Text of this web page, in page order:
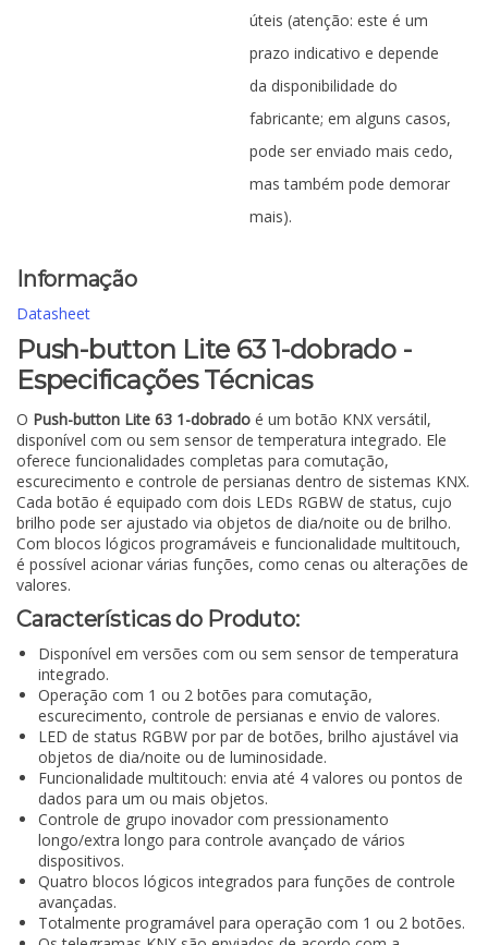
úteis (atenção: este é um
prazo indicativo e depende
da disponibilidade do
fabricante; em alguns casos,
pode ser enviado mais cedo,
mas também pode demorar
mais).
Informação
Datasheet
Push-button Lite 63 1-dobrado -
Especificações Técnicas
O Push-button Lite 63 1-dobrado é um botão KNX versátil,
disponível com ou sem sensor de temperatura integrado. Ele
oferece funcionalidades completas para comutação,
escurecimento e controle de persianas dentro de sistemas KNX.
Cada botão é equipado com dois LEDs RGBW de status, cujo
brilho pode ser ajustado via objetos de dia/noite ou de brilho.
Com blocos lógicos programáveis e funcionalidade multitouch,
é possível acionar várias funções, como cenas ou alterações de
valores.
Características do Produto:
Disponível em versões com ou sem sensor de temperatura
integrado.
Operação com 1 ou 2 botões para comutação,
escurecimento, controle de persianas e envio de valores.
LED de status RGBW por par de botões, brilho ajustável via
objetos de dia/noite ou de luminosidade.
Funcionalidade multitouch: envia até 4 valores ou pontos de
dados para um ou mais objetos.
Controle de grupo inovador com pressionamento
longo/extra longo para controle avançado de vários
dispositivos.
Quatro blocos lógicos integrados para funções de controle
avançadas.
Totalmente programável para operação com 1 ou 2 botões.